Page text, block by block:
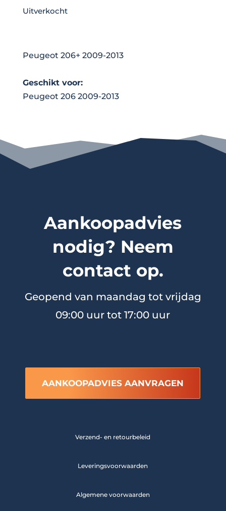
Uitverkocht
Peugeot 206+ 2009-2013
Geschikt voor:
Peugeot 206 2009-2013
Aankoopadvies
nodig? Neem
contact op.
Geopend van maandag tot vrijdag
09:00 uur tot 17:00 uur
AANKOOPADVIES AANVRAGEN
Verzend- en retourbeleid
Leveringsvoorwaarden
Algemene voorwaarden